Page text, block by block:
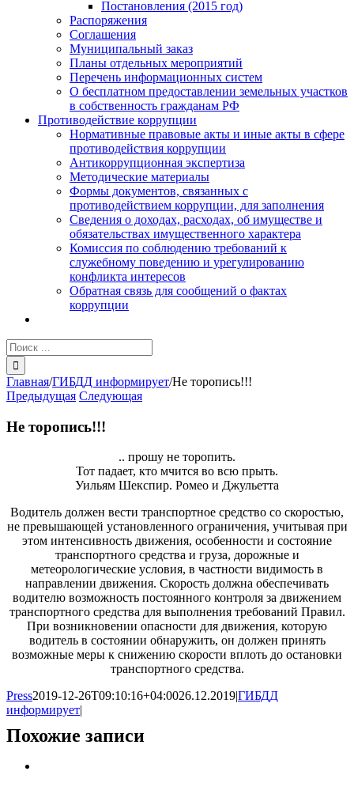
Постановления (2015 год)
Распоряжения
Соглашения
Муниципальный заказ
Планы отдельных мероприятий
Перечень информационных систем
О бесплатном предоставлении земельных участков
в собственность гражданам РФ
Противодействие коррупции
Нормативные правовые акты и иные акты в сфере
противодействия коррупции
Антикоррупционная экспертиза
Методические материалы
Формы документов, связанных с
противодействием коррупции, для заполнения
Сведения о доходах, расходах, об имуществе и
обязательствах имущественного характера
Комиссия по соблюдению требований к
служебному поведению и урегулированию
конфликта интересов
Обратная связь для сообщений о фактах
коррупции
Результат
поиска:
Главная/ГИБДД информирует/Не торопись!!!
Предыдущая Следующая
Не торопись!!!
.. прошу не торопить.
Тот падает, кто мчится во всю прыть.
Уильям Шекспир. Ромео и Джульетта
Водитель должен вести транспортное средство со скоростью,
не превышающей установленного ограничения, учитывая при
этом интенсивность движения, особенности и состояние
транспортного средства и груза, дорожные и
метеорологические условия, в частности видимость в
направлении движения. Скорость должна обеспечивать
водителю возможность постоянного контроля за движением
транспортного средства для выполнения требований Правил.
При возникновении опасности для движения, которую
водитель в состоянии обнаружить, он должен принять
возможные меры к снижению скорости вплоть до остановки
транспортного средства.
Press2019-12-26T09:10:16+04:0026.12.2019|ГИБДД
информирует|
Похожие записи